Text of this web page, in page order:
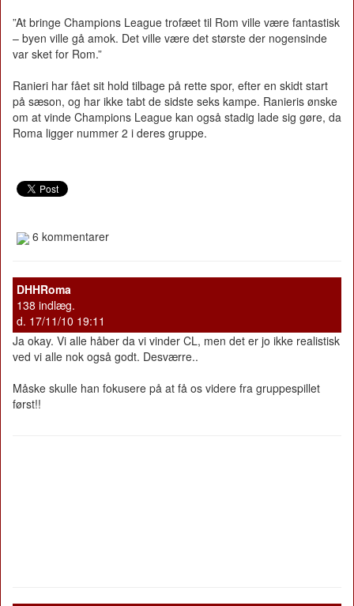
”At bringe Champions League trofæet til Rom ville være fantastisk
– byen ville gå amok. Det ville være det største der nogensinde
var sket for Rom.”
Ranieri har fået sit hold tilbage på rette spor, efter en skidt start
på sæson, og har ikke tabt de sidste seks kampe. Ranieris ønske
om at vinde Champions League kan også stadig lade sig gøre, da
Roma ligger nummer 2 i deres gruppe.
6 kommentarer
DHHRoma
138 indlæg.
d. 17/11/10 19:11
Ja okay. Vi alle håber da vi vinder CL, men det er jo ikke realistisk
ved vi alle nok også godt. Desværre..
Måske skulle han fokusere på at få os videre fra gruppespillet
først!!